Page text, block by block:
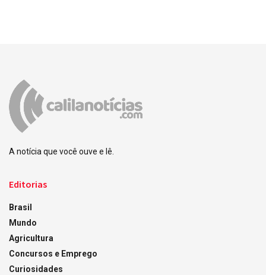
A notícia que você ouve e lê.
Editorias
Brasil
Mundo
Agricultura
Concursos e Emprego
Curiosidades